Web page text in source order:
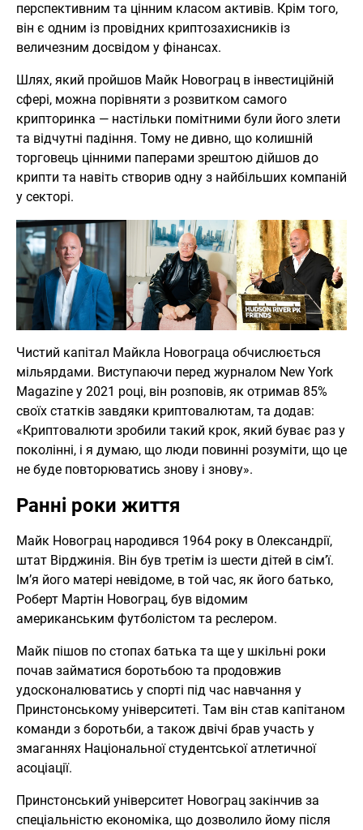
перспективним та цінним класом активів. Крім того,
він є одним із провідних криптозахисників із
величезним досвідом у фінансах.
Шлях, який пройшов Майк Новограц в інвестиційній
сфері, можна порівняти з розвитком самого
крипторинка — настільки помітними були його злети
та відчутні падіння. Тому не дивно, що колишній
торговець цінними паперами зрештою дійшов до
крипти та навіть створив одну з найбільших компаній
у секторі.
Чистий капітал Майкла Новограца обчислюється
мільярдами. Виступаючи перед журналом New York
Magazine у 2021 році, він розповів, як отримав 85%
своїх статків завдяки криптовалютам, та додав:
«Криптовалюти зробили такий крок, який буває раз у
поколінні, і я думаю, що люди повинні розуміти, що це
не буде повторюватись знову і знову».
Ранні роки життя
Майк Новограц народився 1964 року в Олександрії,
штат Вірджинія. Він був третім із шести дітей в сім’ї.
Ім’я його матері невідоме, в той час, як його батько,
Роберт Мартін Новограц, був відомим
американським футболістом та реслером.
Майк пішов по стопах батька та ще у шкільні роки
почав займатися боротьбою та продовжив
удосконалюватись у спорті під час навчання у
Принстонському університеті. Там він став капітаном
команди з боротьби, а також двічі брав участь у
змаганнях Національної студентської атлетичної
асоціації.
Принстонський університет Новограц закінчив за
спеціальністю економіка, що дозволило йому після